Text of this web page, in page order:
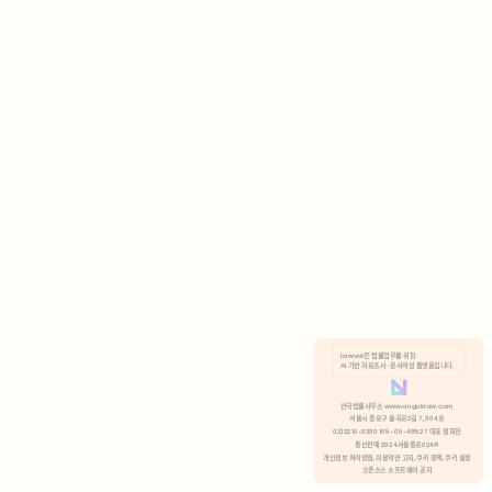
분석 쿠키 허용
Lawvot은 법률업무를 위한
AI 기반 자료조사 · 문서작성 플랫폼입니다.
안국법률사무소 www.anguklaw.com
서울시 종로구 율곡로2길 7, 304호
02)3210-3330 105-05-48527 대표 정희찬
통신판매 2024서울종로0248
개인정보 처리방침, 이용약관 고지, 쿠키 정책, 쿠키 설정
오픈소스 소프트웨어 공지